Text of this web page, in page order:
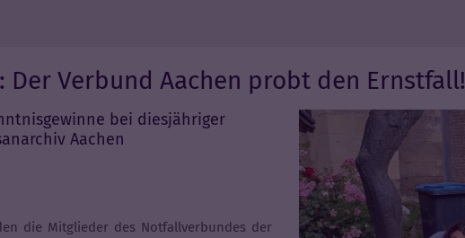
Der Verbund Aachen probt den Ernstfall!
bei diesjähriger
Aachen
die Mitglieder des Notfallverbundes der